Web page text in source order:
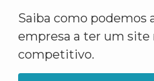
Saiba como podemos
empresa a ter um site
competitivo.